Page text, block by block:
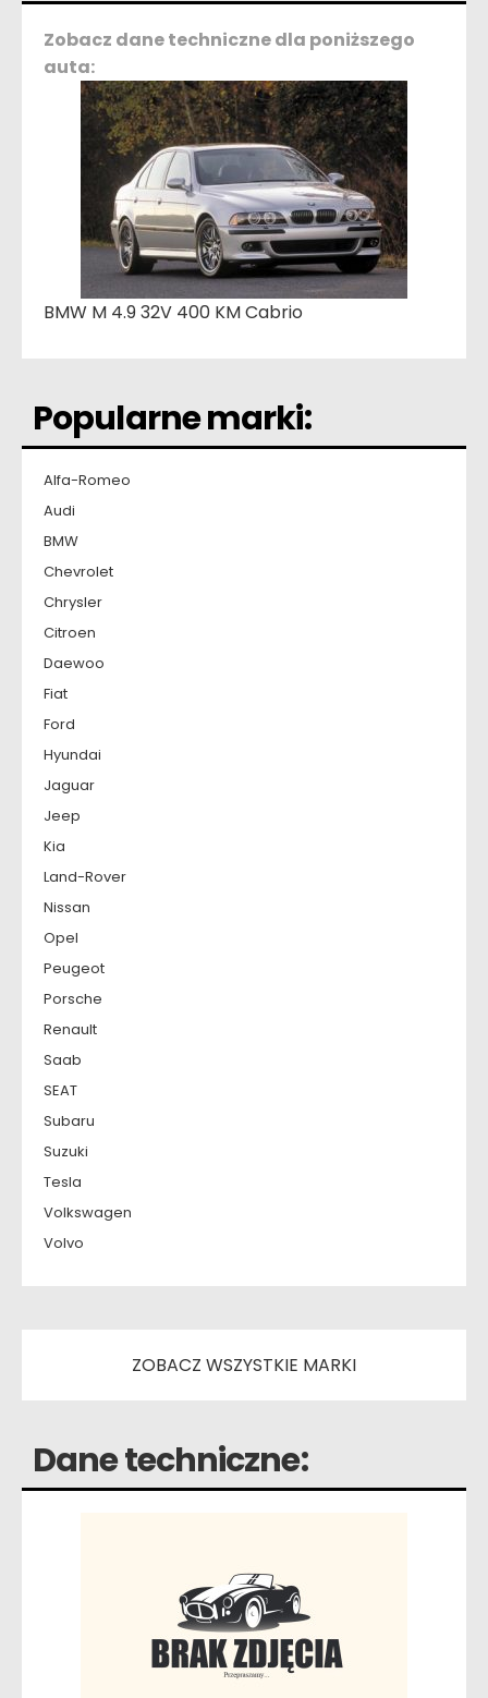
Zobacz dane techniczne dla poniższego
auta:
BMW M 4.9 32V 400 KM Cabrio
Popularne marki:
Alfa-Romeo
Audi
BMW
Chevrolet
Chrysler
Citroen
Daewoo
Fiat
Ford
Hyundai
Jaguar
Jeep
Kia
Land-Rover
Nissan
Opel
Peugeot
Porsche
Renault
Saab
SEAT
Subaru
Suzuki
Tesla
Volkswagen
Volvo
ZOBACZ WSZYSTKIE MARKI
Dane techniczne: